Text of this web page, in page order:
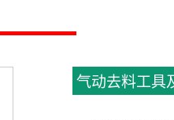
气动去料工具